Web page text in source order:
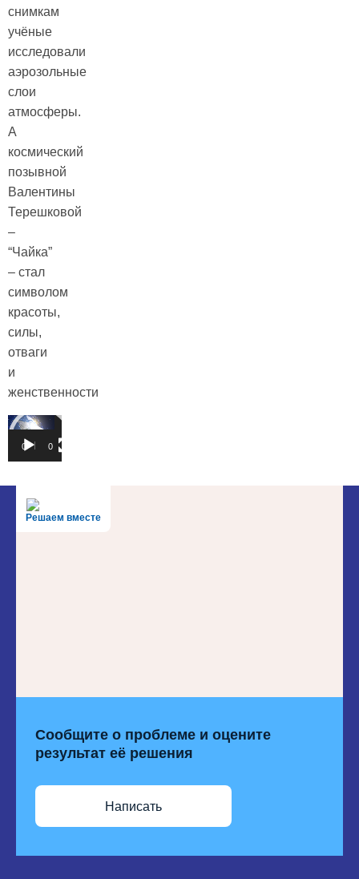
снимкам
учёные
исследовали
аэрозольные
слои
атмосферы.
А
космический
позывной
Валентины
Терешковой
–
“Чайка”
– стал
символом
красоты,
силы,
отваги
и
женственности
Video
Player
00:00 02:30
Решаем вместе
Сообщите о проблеме и оцените
результат её решения
Написать